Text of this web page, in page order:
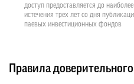
доступ предоставляется до
истечения трех лет со дня
паевых инвестиционных фондов
Правила